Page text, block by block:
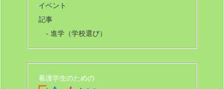
イベント
記事
- 進学（学校選び）
看護学生のための